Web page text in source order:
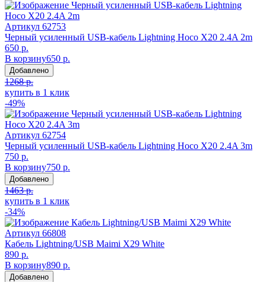
Артикул 62753
Черный усиленный USB-кабель Lightning Hoco X20 2.4A 2m
650 р.
В корзину650 р.
Добавлено
1268 р.
купить в 1 клик
-49%
Артикул 62754
Черный усиленный USB-кабель Lightning Hoco X20 2.4A 3m
750 р.
В корзину750 р.
Добавлено
1463 р.
купить в 1 клик
-34%
Артикул 66808
Кабель Lightning/USB Maimi X29 White
890 р.
В корзину890 р.
Добавлено